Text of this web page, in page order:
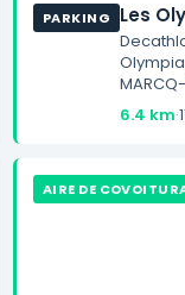
PARKING Les
6.4 km·
AIRE DE